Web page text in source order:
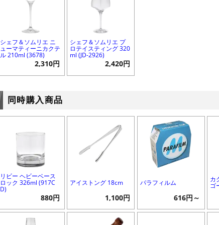
シェフ＆ソムリエ ニ
ューマティーニカクテ
ル 210ml (3678)
2,310円
シェフ＆ソムリエ プ
ロテイスティング 320
ml (JD-2926)
2,420円
同時購入商品
リビー ヘビーベース
ロック 326ml (917C
D)
880円
アイストング 18cm
1,100円
パラフィルム
616円～
カ
ゴ